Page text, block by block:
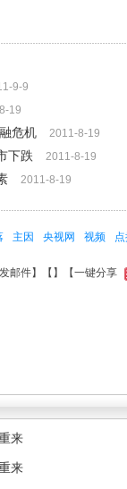
9-9
19
危机 2011-8-19
下跌 2011-8-19
2011-8-19
主因 央视网 视频
邮件】【 】 【一键分享
来
来